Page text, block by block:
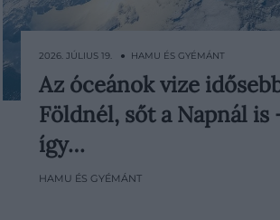
Bár a Föld óceánjai jóval
a világegyetemnél, az őket alkotó
vízmolekulák egy része már a Nap
születése előtt létrejöhetett. Egy
1300 fényévre található, fiatal
2026. JÚLIUS 19. ● HAMU ÉS GYÉMÁNT
Az óceánok vize
Földnél, sőt a Napnál is
így…
HAMU ÉS GYÉMÁNT